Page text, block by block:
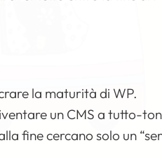
la maturità di WP.
un CMS a tutto-
fine cercano solo un